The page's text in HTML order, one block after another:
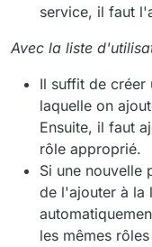
service, il faut
Avec la liste
Il suffit de créer
laquelle on
Ensuite, il faut
rôle approprié.
Si une nouvelle
de l'ajouter à la
les mêmes